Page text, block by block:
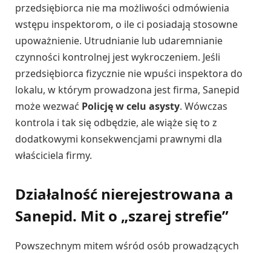
przedsiębiorca nie ma możliwości odmówienia
wstępu inspektorom, o ile ci posiadają stosowne
upoważnienie. Utrudnianie lub udaremnianie
czynności kontrolnej jest wykroczeniem. Jeśli
przedsiębiorca fizycznie nie wpuści inspektora do
lokalu, w którym prowadzona jest firma, Sanepid
może wezwać Policję w celu asysty. Wówczas
kontrola i tak się odbędzie, ale wiąże się to z
dodatkowymi konsekwencjami prawnymi dla
właściciela firmy.
Działalność nierejestrowana a
Sanepid. Mit o „szarej strefie”
Powszechnym mitem wśród osób prowadzących